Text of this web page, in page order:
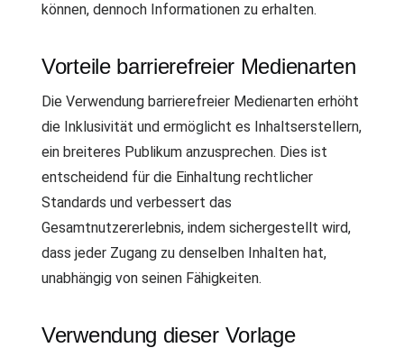
können, dennoch Informationen zu erhalten.
Vorteile barrierefreier Medienarten
Die Verwendung barrierefreier Medienarten erhöht
die Inklusivität und ermöglicht es Inhaltserstellern,
ein breiteres Publikum anzusprechen. Dies ist
entscheidend für die Einhaltung rechtlicher
Standards und verbessert das
Gesamtnutzererlebnis, indem sichergestellt wird,
dass jeder Zugang zu denselben Inhalten hat,
unabhängig von seinen Fähigkeiten.
Verwendung dieser Vorlage